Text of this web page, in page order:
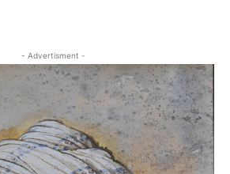
- Advertisment -